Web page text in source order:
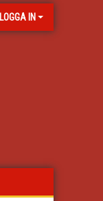
LOGGA IN